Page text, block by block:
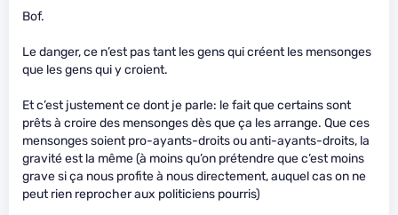
Bof.
Le danger, ce n’est pas tant les gens qui créent les mensonges
que les gens qui y croient.
Et c’est justement ce dont je parle: le fait que certains sont
prêts à croire des mensonges dès que ça les arrange. Que ces
mensonges soient pro-ayants-droits ou anti-ayants-droits, la
gravité est la même (à moins qu’on prétendre que c’est moins
grave si ça nous profite à nous directement, auquel cas on ne
peut rien reprocher aux politiciens pourris)